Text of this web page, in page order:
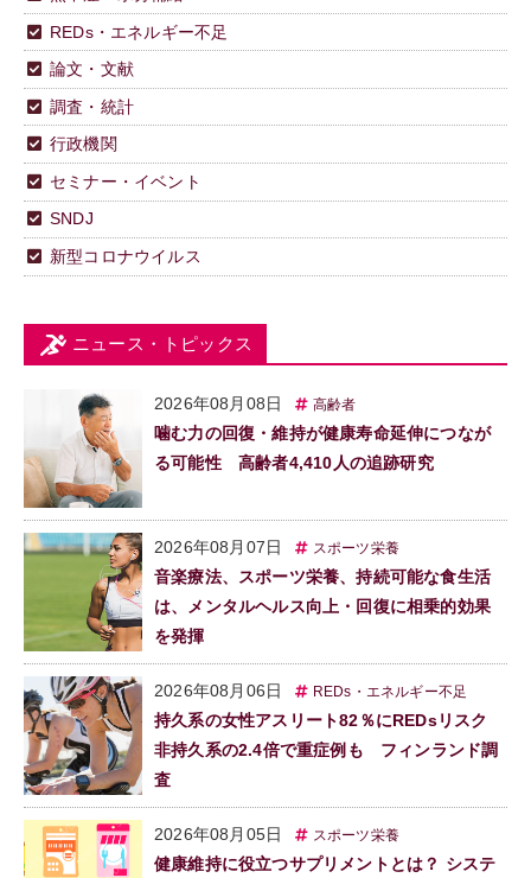
REDs・エネルギー不足
論文・文献
調査・統計
行政機関
セミナー・イベント
SNDJ
新型コロナウイルス
ニュース・トピックス
2026年08月08日 高齢者
噛む力の回復・維持が健康寿命延伸につなが
る可能性 高齢者4,410人の追跡研究
2026年08月07日 スポーツ栄養
音楽療法、スポーツ栄養、持続可能な食生活
は、メンタルヘルス向上・回復に相乗的効果
を発揮
2026年08月06日 REDs・エネルギー不足
持久系の女性アスリート82％にREDsリスク
非持久系の2.4倍で重症例も フィンランド調
査
2026年08月05日 スポーツ栄養
健康維持に役立つサプリメントとは？ システ